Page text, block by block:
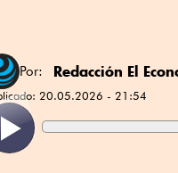
Por: Redacción El
20.05.2026 - 21:54